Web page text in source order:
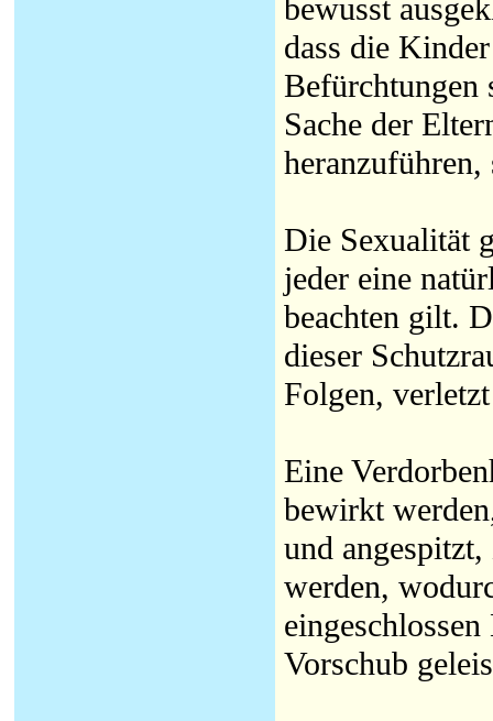
bewusst
dass die
Befürchtungen
Sache der
heranzuführen,
Die Sexualität
jeder eine
beachten gilt.
dieser
Folgen,
Eine
bewirkt
und
werden,
Vorschub